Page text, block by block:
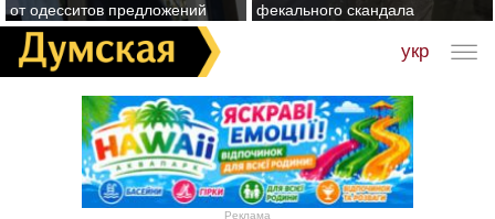
от одесситов предложений
фекального скандала
укр
Реклама